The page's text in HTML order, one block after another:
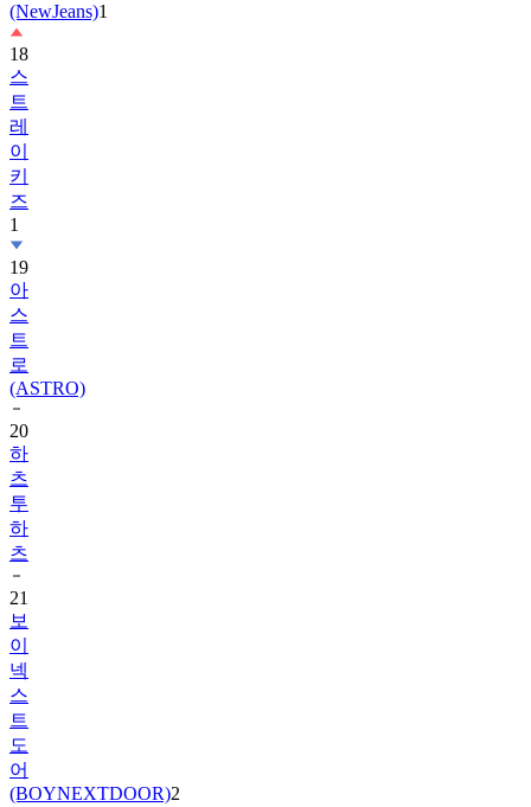
(NewJeans)1
18
스
트
레
이
키
즈
1
19
아
스
트
로
(ASTRO)
20
하
츠
투
하
츠
21
보
이
넥
스
트
도
어
(BOYNEXTDOOR)2